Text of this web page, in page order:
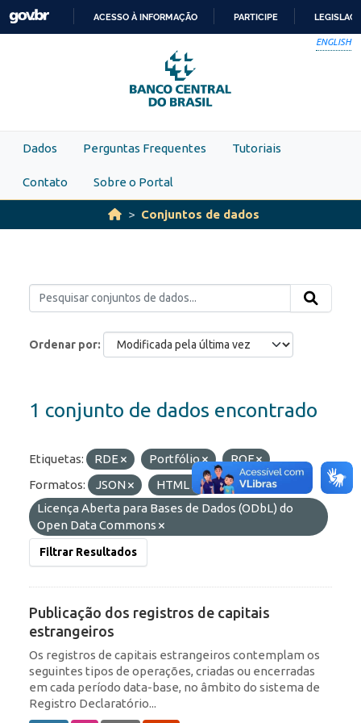
Skip to main content
PARA
O
CONTEÚDO
ACESSO À INFORMAÇÃO PARTICIPE
ENGLISH
Dados Perguntas Frequentes Tutoriais
Contato Sobre o Portal
Conjuntos de dados
Ordenar por
1 conjunto de dados encontrado
Etiquetas: RDE Portfólio
ROF
Formatos:
JSON HTML
Licenças:
Licença Aberta para Bases de Dados (ODbL) do
Open Data Commons
Filtrar Resultados
Publicação dos registros de capitais
estrangeiros
Os registros de capitais estrangeiros contemplam os
seguintes tipos de operações, criadas ou encerradas
em cada período data-base, no âmbito do sistema de
Registro Declaratório...